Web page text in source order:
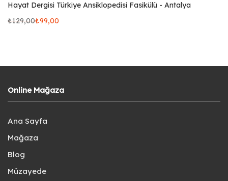
Hayat Dergisi Türkiye Ansiklopedisi Fasikülü - Antalya
₺129,00₺99,00
Online Mağaza
Ana Sayfa
Mağaza
Blog
Müzayede